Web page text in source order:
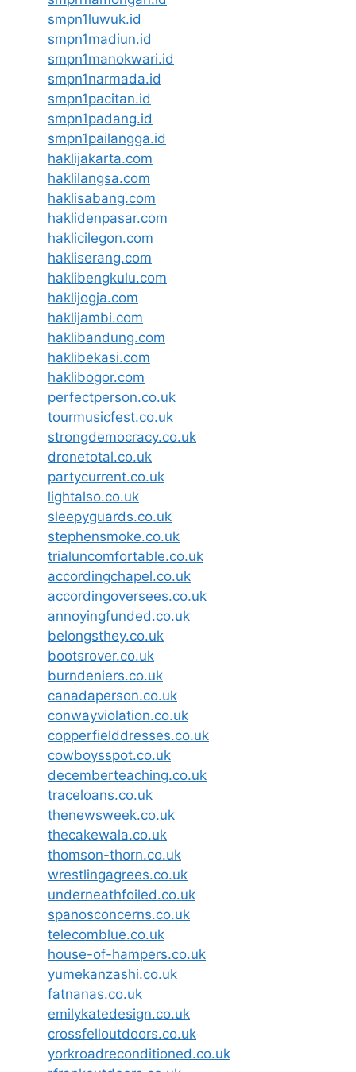
smpn1luwuk.id
smpn1madiun.id
smpn1manokwari.id
smpn1narmada.id
smpn1pacitan.id
smpn1padang.id
smpn1pailangga.id
haklijakarta.com
haklilangsa.com
haklisabang.com
haklidenpasar.com
haklicilegon.com
hakliserang.com
haklibengkulu.com
haklijogja.com
haklijambi.com
haklibandung.com
haklibekasi.com
haklibogor.com
perfectperson.co.uk
tourmusicfest.co.uk
strongdemocracy.co.uk
dronetotal.co.uk
partycurrent.co.uk
lightalso.co.uk
sleepyguards.co.uk
stephensmoke.co.uk
trialuncomfortable.co.uk
accordingchapel.co.uk
accordingoversees.co.uk
annoyingfunded.co.uk
belongsthey.co.uk
bootsrover.co.uk
burndeniers.co.uk
canadaperson.co.uk
conwayviolation.co.uk
copperfielddresses.co.uk
cowboysspot.co.uk
decemberteaching.co.uk
traceloans.co.uk
thenewsweek.co.uk
thecakewala.co.uk
thomson-thorn.co.uk
wrestlingagrees.co.uk
underneathfoiled.co.uk
spanosconcerns.co.uk
telecomblue.co.uk
house-of-hampers.co.uk
yumekanzashi.co.uk
fatnanas.co.uk
emilykatedesign.co.uk
crossfelloutdoors.co.uk
yorkroadreconditioned.co.uk